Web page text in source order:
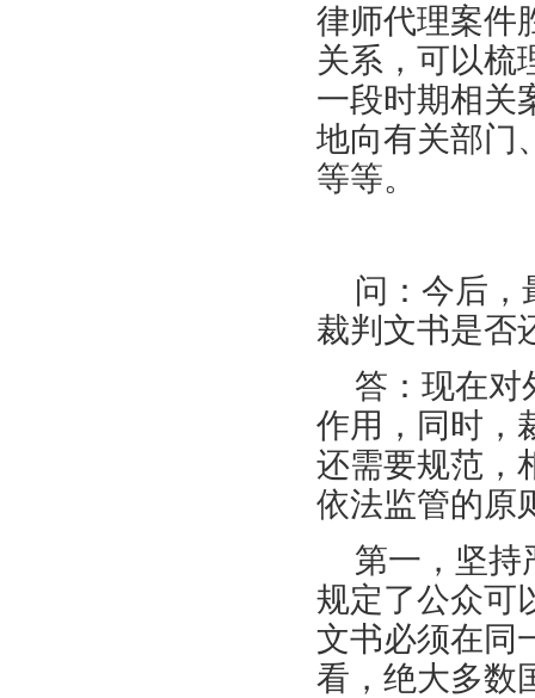
律师代理案件
关系，可以梳
一段时期相关
地向有关部门
等等。
问：今后，
裁判文书是否
答：现在对
作用，同时，
还需要规范，
依法监管的原
第一，坚持
规定了公众可
文书必须在同
看，绝大多数